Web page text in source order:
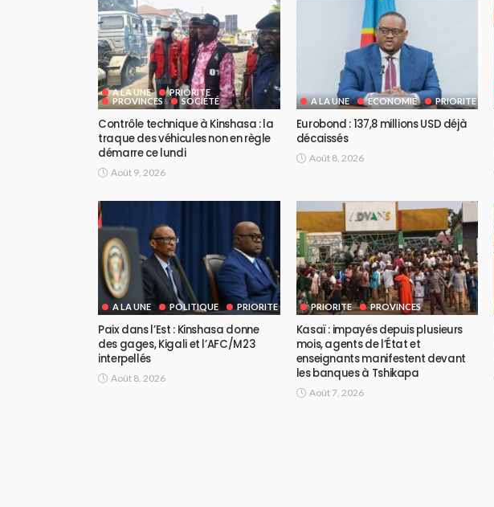
A LA UNE
PRIORITE
PROVINCES
SOCIÉTÉ
Contrôle technique à Kinshasa : la
traque des véhicules non en règle
démarre ce lundi
Août 9, 2026
A LA UNE ECONOMIE PRIORITE
Eurobond : 137,8 millions USD déjà
décaissés
Août 8, 2026
A LA UNE POLITIQUE PRIORITE
Paix dans l’Est : Kinshasa donne
des gages, Kigali et l’AFC/M23
interpellés
Août 8, 2026
PRIORITE PROVINCES
Kasaï : impayés depuis plusieurs
mois, agents de l’État et
enseignants manifestent devant
les banques à Tshikapa
Août 7, 2026